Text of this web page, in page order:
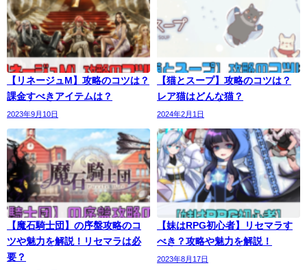
【リネージュM】攻略のコツは？
課金すべきアイテムは？
2023年9月10日
【猫とスープ】攻略のコツは？
レア猫はどんな猫？
2024年2月1日
【魔石騎士団】の序盤攻略のコ
ツや魅力を解説！リセマラは必
要？
【妹はRPG初心者】リセマラす
べき？攻略や魅力を解説！
2023年8月17日